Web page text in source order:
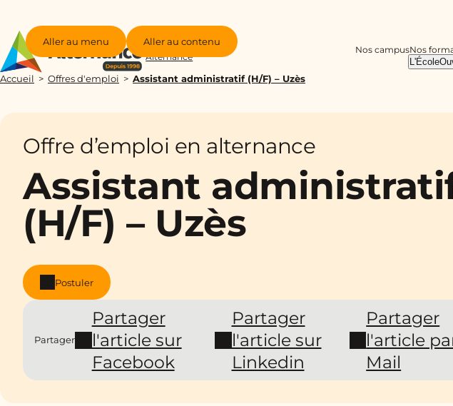
Aller au menu Aller au contenu
Groupe
Alternance
Nos campusNos
L'École
Accueil Offres d'emploi Assistant administratif (H/F) – Uzès
Offre d’emploi en alternance
Assistant
(H/F) – Uzès
Postuler
Partager
Partager
l'article sur
Facebook
Partager
l'article sur
Linkedin
Partager
l'article
Mail